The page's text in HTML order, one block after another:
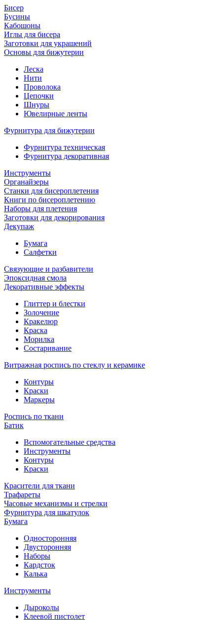
Бисер
Бусины
Кабошоны
Иглы для бисера
Заготовки для украшений
Основы для бижутерии
Леска
Нити
Проволока
Цепочки
Шнуры
Ювелирные ленты
Фурнитура для бижутерии
Фурнитура техническая
Фурнитура декоративная
Инструменты
Органайзеры
Станки для бисероплетения
Книги по бисероплетению
Наборы для плетения
Заготовки для декорирования
Декупаж
Бумага
Салфетки
Связующие и разбавители
Эпоксидная смола
Декоративные эффекты
Глиттер и блестки
Золочение
Кракелюр
Краска
Морилка
Состаривание
Витражная роспись по стеклу и керамике
Контуры
Краски
Маркеры
Роспись по ткани
Батик
Вспомогательные средства
Инструменты
Контуры
Краски
Красители для ткани
Трафареты
Часовые механизмы и стрелки
Фурнитура для шкатулок
Бумага
Односторонняя
Двусторонняя
Наборы
Кардсток
Калька
Инструменты
Дыроколы
Клеевой пистолет